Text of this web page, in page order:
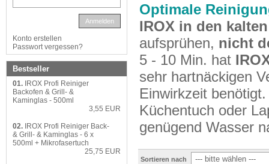
Optimale
IROX in den
aufsprühen, nicht
5 - 10 Min. hat
sehr hartnäckigen
Einwirkzeit
Küchentuch oder
genügend Wasser
Sortieren nach
Anmelden
Konto erstellen
Passwort vergessen?
Bestseller
01. IROX Profi Reiniger
Backofen & Grill- &
Kaminglas - 500ml
3,55 EUR
02. IROX Profi Reiniger Back-
& Grill- & Kaminglas - 6 x
500ml + Mikrofasertuch
25,75 EUR